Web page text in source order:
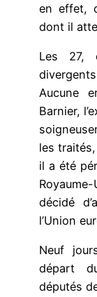
en effet,
dont il
Les 27,
Aucune
Barnier,
les traités,
il a été
décidé
l’Union
Neuf
départ
députés